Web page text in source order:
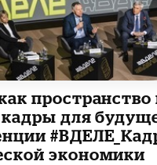
для
экономики